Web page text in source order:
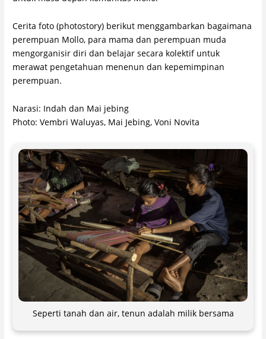
Cerita foto (photostory) berikut menggambarkan bagaimana
perempuan Mollo, para mama dan perempuan muda
mengorganisir diri dan belajar secara kolektif untuk
merawat pengetahuan menenun dan kepemimpinan
perempuan.
Narasi: Indah dan Mai jebing
Photo: Vembri Waluyas, Mai Jebing, Voni Novita
Seperti tanah dan air, tenun adalah milik bersama